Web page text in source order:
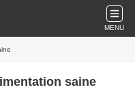
MENU
saine